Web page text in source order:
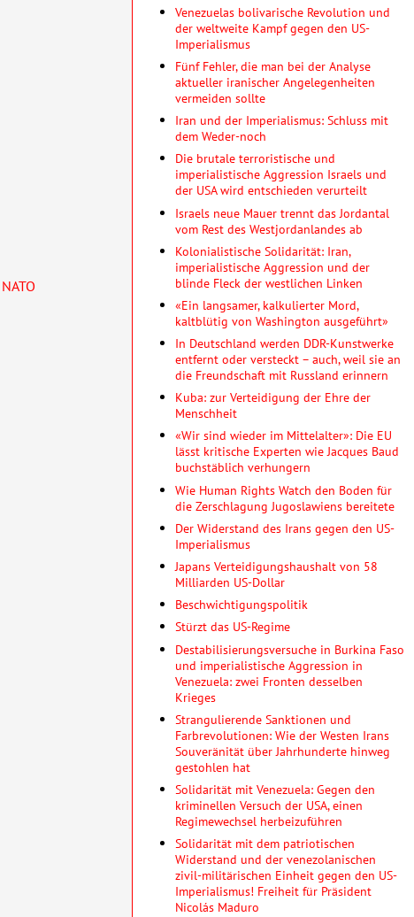
NATO
Venezuelas bolivarische Revolution und
der weltweite Kampf gegen den US-
Imperialismus
Fünf Fehler, die man bei der Analyse
aktueller iranischer Angelegenheiten
vermeiden sollte
Iran und der Imperialismus: Schluss mit
dem Weder-noch
Die brutale terroristische und
imperialistische Aggression Israels und
der USA wird entschieden verurteilt
Israels neue Mauer trennt das Jordantal
vom Rest des Westjordanlandes ab
Kolonialistische Solidarität: Iran,
imperialistische Aggression und der
blinde Fleck der westlichen Linken
«Ein langsamer, kalkulierter Mord,
kaltblütig von Washington ausgeführt»
In Deutschland werden DDR-Kunstwerke
entfernt oder versteckt – auch, weil sie an
die Freundschaft mit Russland erinnern
Kuba: zur Verteidigung der Ehre der
Menschheit
«Wir sind wieder im Mittelalter»: Die EU
lässt kritische Experten wie Jacques Baud
buchstäblich verhungern
Wie Human Rights Watch den Boden für
die Zerschlagung Jugoslawiens bereitete
Der Widerstand des Irans gegen den US-
Imperialismus
Japans Verteidigungshaushalt von 58
Milliarden US-Dollar
Beschwichtigungspolitik
Stürzt das US-Regime
Destabilisierungsversuche in Burkina Faso
und imperialistische Aggression in
Venezuela: zwei Fronten desselben
Krieges
Strangulierende Sanktionen und
Farbrevolutionen: Wie der Westen Irans
Souveränität über Jahrhunderte hinweg
gestohlen hat
Solidarität mit Venezuela: Gegen den
kriminellen Versuch der USA, einen
Regimewechsel herbeizuführen
Solidarität mit dem patriotischen
Widerstand und der venezolanischen
zivil-militärischen Einheit gegen den US-
Imperialismus! Freiheit für Präsident
Nicolás Maduro